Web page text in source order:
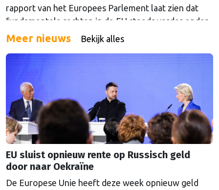
rapport van het Europees Parlement laat zien dat
fundamentele rechten in de EU steeds verder onder
druk komen te staan. Over de vraag voor wie die
op.
Meer nieuws Bekijk alles
EU sluist opnieuw rente op Russisch geld
door naar Oekraïne
De Europese Unie heeft deze week opnieuw geld